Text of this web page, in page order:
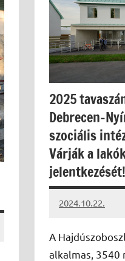
2025
Debrecen-
szociális
Várják a
jelentkezését!
2024.10.22.
kovacs.agi
A
alkalmas, 3540